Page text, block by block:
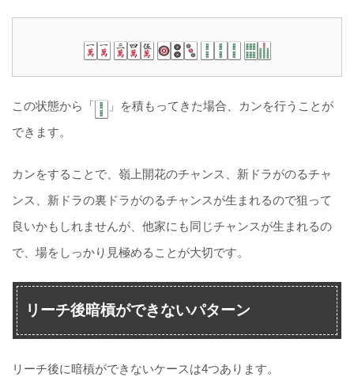
この状態から「
」を積もってきた場合、カンを行うことが
できます。
カンをすることで、嶺上開花のチャンス、新ドラがのるチャ
ンス、新ドラの裏ドラがのるチャンスが生まれるので狙って
良いかもしれませんが、他家にも同じチャンスが生まれるの
で、場をしっかり見極めることが大切です。
リーチ後暗槓ができないパターン
リーチ後に暗槓ができないケースは4つあります。